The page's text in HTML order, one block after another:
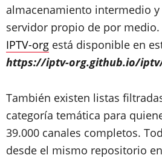
almacenamiento intermedio
servidor propio de por medio.
IPTV-org está disponible en
https://iptv-org.github.io/
También existen listas
categoría temática para
39.000 canales completos.
desde el mismo repositorio